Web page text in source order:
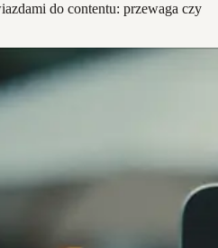
do contentu: przewaga czy